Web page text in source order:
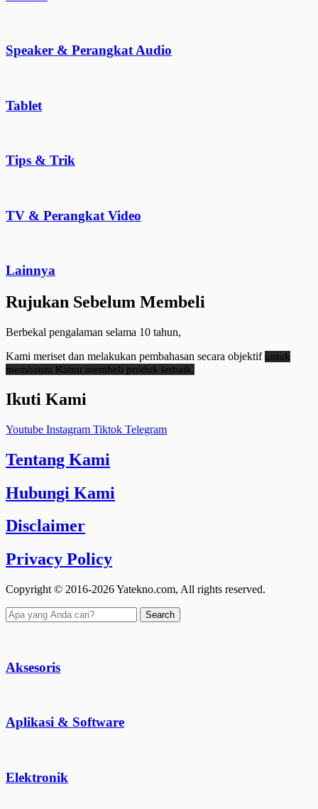
Speaker & Perangkat Audio
Tablet
Tips & Trik
TV & Perangkat Video
Lainnya
Rujukan Sebelum Membeli
Berbekal pengalaman selama 10 tahun,
Kami meriset dan melakukan pembahasan secara objektif untuk
membantu Kamu membeli produk terbaik.
Ikuti Kami
Youtube Instagram Tiktok Telegram
Tentang Kami
Hubungi Kami
Disclaimer
Privacy Policy
Copyright © 2016-2026 Yatekno.com, All rights reserved.
Search
Aksesoris
Aplikasi & Software
Elektronik